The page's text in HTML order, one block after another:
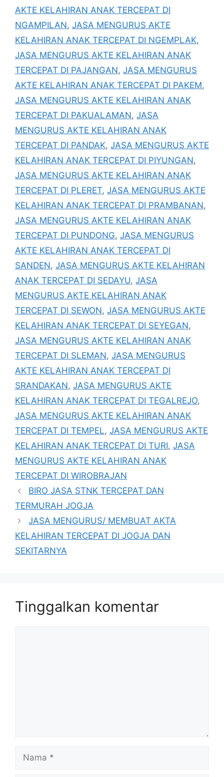
AKTE KELAHIRAN ANAK TERCEPAT DI
NGAMPILAN, JASA MENGURUS AKTE
KELAHIRAN ANAK TERCEPAT DI NGEMPLAK,
JASA MENGURUS AKTE KELAHIRAN ANAK
TERCEPAT DI PAJANGAN, JASA MENGURUS
AKTE KELAHIRAN ANAK TERCEPAT DI PAKEM,
JASA MENGURUS AKTE KELAHIRAN ANAK
TERCEPAT DI PAKUALAMAN, JASA
MENGURUS AKTE KELAHIRAN ANAK
TERCEPAT DI PANDAK, JASA MENGURUS AKTE
KELAHIRAN ANAK TERCEPAT DI PIYUNGAN,
JASA MENGURUS AKTE KELAHIRAN ANAK
TERCEPAT DI PLERET, JASA MENGURUS AKTE
KELAHIRAN ANAK TERCEPAT DI PRAMBANAN,
JASA MENGURUS AKTE KELAHIRAN ANAK
TERCEPAT DI PUNDONG, JASA MENGURUS
AKTE KELAHIRAN ANAK TERCEPAT DI
SANDEN, JASA MENGURUS AKTE KELAHIRAN
ANAK TERCEPAT DI SEDAYU, JASA
MENGURUS AKTE KELAHIRAN ANAK
TERCEPAT DI SEWON, JASA MENGURUS AKTE
KELAHIRAN ANAK TERCEPAT DI SEYEGAN,
JASA MENGURUS AKTE KELAHIRAN ANAK
TERCEPAT DI SLEMAN, JASA MENGURUS
AKTE KELAHIRAN ANAK TERCEPAT DI
SRANDAKAN, JASA MENGURUS AKTE
KELAHIRAN ANAK TERCEPAT DI TEGALREJO,
JASA MENGURUS AKTE KELAHIRAN ANAK
TERCEPAT DI TEMPEL, JASA MENGURUS AKTE
KELAHIRAN ANAK TERCEPAT DI TURI, JASA
MENGURUS AKTE KELAHIRAN ANAK
TERCEPAT DI WIROBRAJAN
BIRO JASA STNK TERCEPAT DAN
TERMURAH JOGJA
JASA MENGURUS/ MEMBUAT AKTA
KELAHIRAN TERCEPAT DI JOGJA DAN
SEKITARNYA
Tinggalkan komentar
Nama